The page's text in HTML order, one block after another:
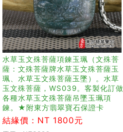
水草玉文殊菩薩項鍊玉珮（文殊菩
薩：文殊菩薩牌水草玉文殊菩薩玉
珮、水草玉文殊菩薩玉墜）。水草
玉文殊菩薩，WS039。客製化訂做
各種水草玉文殊菩薩吊墜玉珮項
鍊。★附東方翡翠寶石保證卡
結緣價：NT 1800元